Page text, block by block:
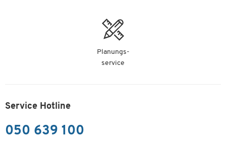
Planungs-
service
Service Hotline
050 639 100